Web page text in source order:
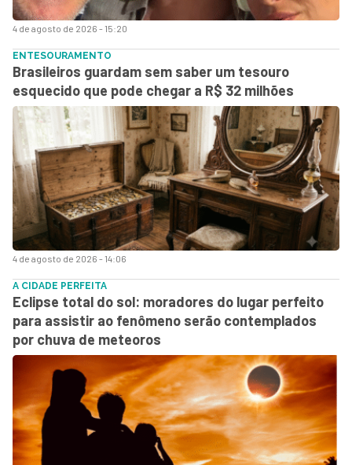
4 de agosto de 2026 - 15:20
4 de agosto de 2026 - 14:06
ENTESOURAMENTO
Brasileiros guardam sem saber um tesouro
esquecido que pode chegar a R$ 32 milhões
A CIDADE PERFEITA
Eclipse total do sol: moradores do lugar perfeito
para assistir ao fenômeno serão contemplados
por chuva de meteoros